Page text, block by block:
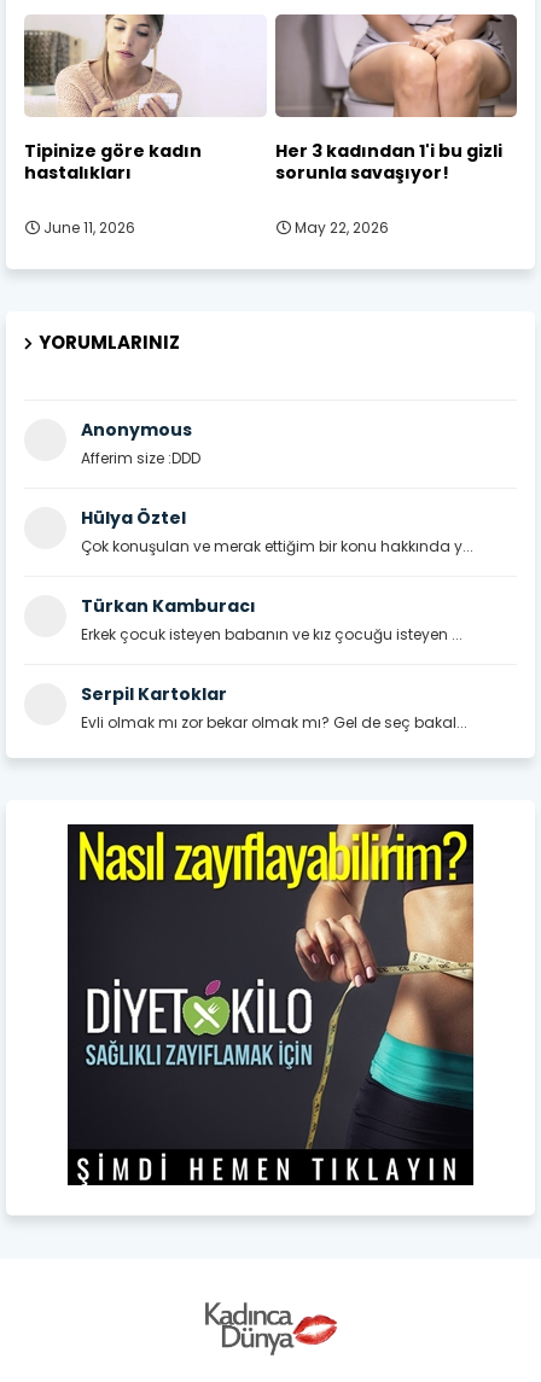
Tipinize göre kadın
hastalıkları
June 11, 2026
Her 3 kadından 1'i bu gizli
sorunla savaşıyor!
May 22, 2026
YORUMLARINIZ
Anonymous
Afferim size :DDD
Hülya Öztel
Çok konuşulan ve merak ettiğim bir konu hakkında y...
Türkan Kamburacı
Erkek çocuk isteyen babanın ve kız çocuğu isteyen ...
Serpil Kartoklar
Evli olmak mı zor bekar olmak mı? Gel de seç bakal...